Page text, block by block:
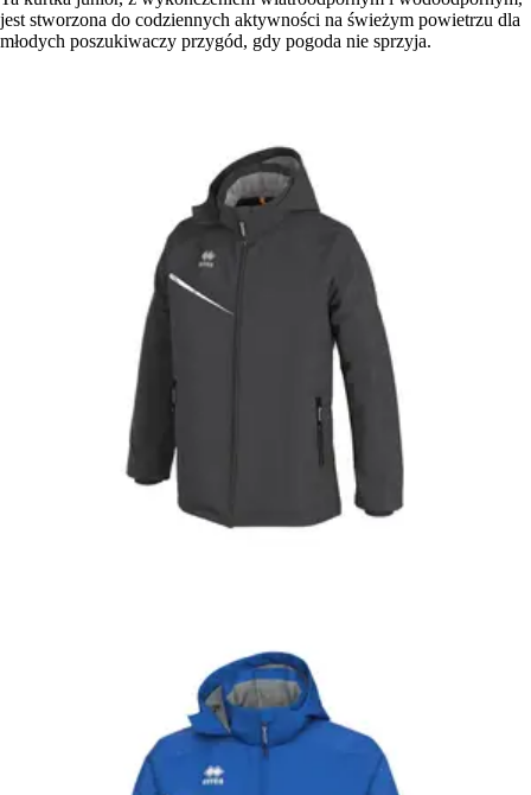
jest stworzona do codziennych aktywności na świeżym powietrzu dla
młodych poszukiwaczy przygód, gdy pogoda nie sprzyja.